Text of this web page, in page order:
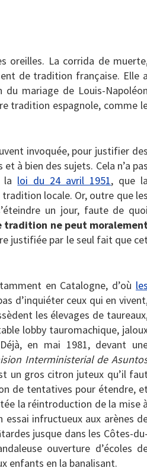
oreilles. La corrida de
de tradition française. Elle a
mariage de Louis-Napoléon
tradition espagnole, comme
invoquée, pour justifier des
à bien des sujets. Cela n’a pas
la loi du 24 avril 1951, que la
locale. Or, outre que les
un jour, faute de quoi
tradition ne peut
justifiée par le seul fait que
en Catalogne, d’où les
d’inquiéter ceux qui en
les élevages de
lobby tauromachique,
en mai 1981, devant
Interministerial de
un gros citron juteux qu’il
de tentatives pour étendre,
la réintroduction de la mise à
essai infructueux aux arènes
jusque dans les Côtes-du-
ouverture d’écoles
enfants en la banalisant.